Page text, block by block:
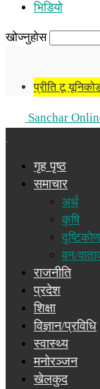
भिडियो
खोज्नुहोस
प्रीति टू
Sanchar
गृह पृष्ठ
समाचार
अर्थ
कृषि
वन/
राजनीति
प्रदेश
शिक्षा
विज्ञान/प्रविधि
स्वास्थ्य
मनोरञ्जन
खेलकुद